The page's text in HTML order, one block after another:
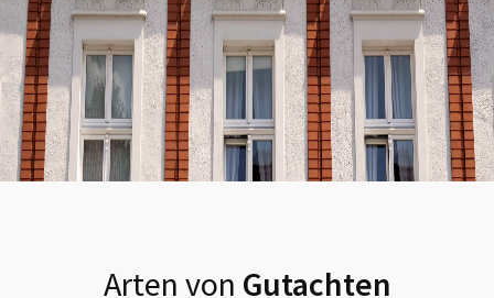
Arten von Gutachten